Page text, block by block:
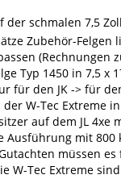
der schmalen 7,5
Zubehör-Felgen
(Rechnungen
Typ 1450 in 7,5 x
für den JK -> für
W-Tec Extreme
auf dem JL
Ausführung mit
müssen
W-Tec Extreme